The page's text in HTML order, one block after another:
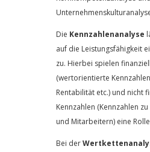
Die Kennzahlenanalyse
auf die Leistungsfähigkeit
zu. Hierbei spielen
(wertorientierte
Rentabilität etc.) und nicht
Kennzahlen (Kennzahlen
und Mitarbeitern) eine
Bei der